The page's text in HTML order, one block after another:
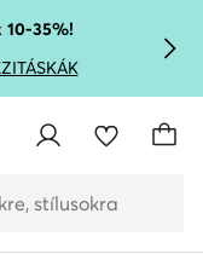
10-35%!
stílusokra